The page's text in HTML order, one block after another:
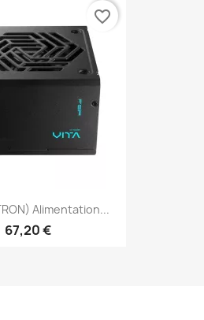
Alimentation...
67,20 €
favorite_border